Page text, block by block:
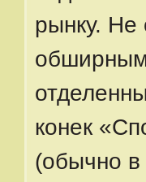
рынку. Не
конек
(обычно в